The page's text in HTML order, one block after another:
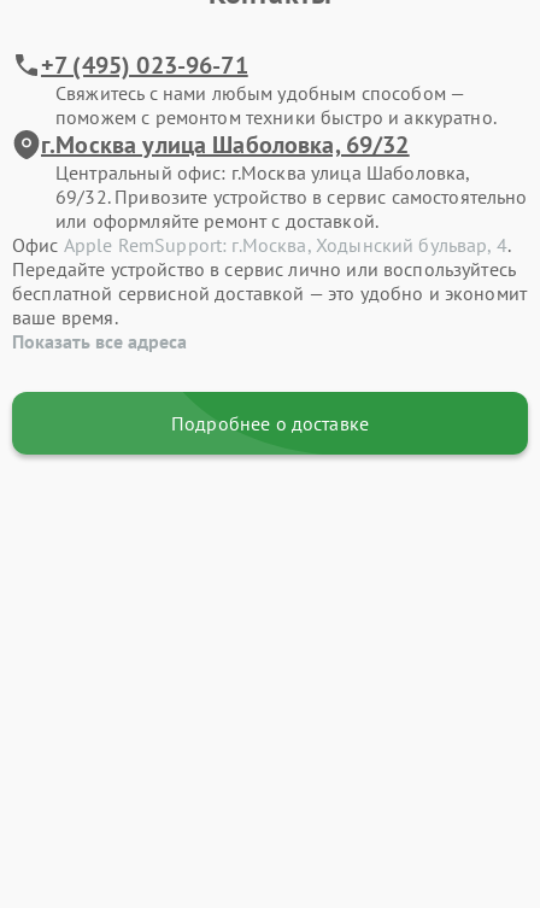
+7 (495) 023-96-71
Свяжитесь с нами любым удобным способом —
поможем с ремонтом техники быстро и аккуратно.
г.Москва улица Шаболовка, 69/32
Центральный офис: г.Москва улица Шаболовка,
69/32. Привозите устройство в сервис самостоятельно
или оформляйте ремонт с доставкой.
Офис Apple RemSupport: г.Москва, Ходынский бульвар, 4.
Передайте устройство в сервис лично или воспользуйтесь
бесплатной сервисной доставкой — это удобно и экономит
ваше время.
Показать все адреса
Подробнее о доставке